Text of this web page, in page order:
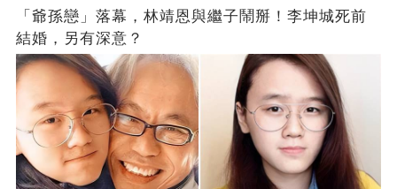
「爺孫戀」落幕，林靖恩與繼子鬧掰！李坤城死前
結婚，另有深意？